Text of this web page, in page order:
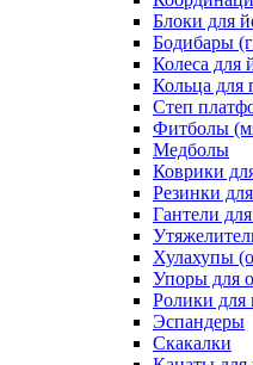
Блоки для
Бодибары
Колеса для
Кольца для
Степ
Фитболы
Медболы
Коврики
Резинки
Гантели
Хулахупы
Упоры для
Ролики для
Эспандеры
Скакалки